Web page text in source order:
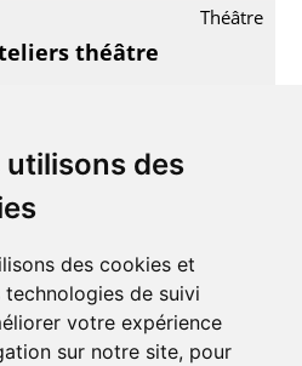
utilisons des
des cookies et
de suivi
votre expérience
sur notre site, pour
Théâtre
théâtre